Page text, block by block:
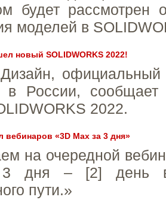
будет рассмотрен
моделей в
новый SOLIDWORKS 2022!
Дизайн,
в России,
2022.
вебинаров «3D Max за 3 дня»
на очередной
дня – [2] день
пути.»